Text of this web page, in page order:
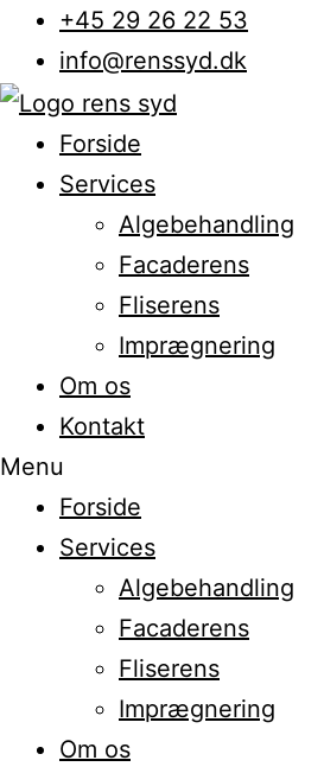
+45 29 26 22 53
info@renssyd.dk
Forside
Services
Algebehandling
Facaderens
Fliserens
Imprægnering
Om os
Kontakt
Menu
Forside
Services
Algebehandling
Facaderens
Fliserens
Imprægnering
Om os